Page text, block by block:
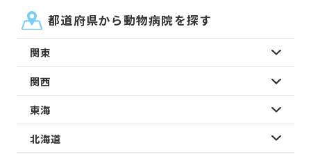
都道府県から動物病院を探す
関東
関西
東海
北海道